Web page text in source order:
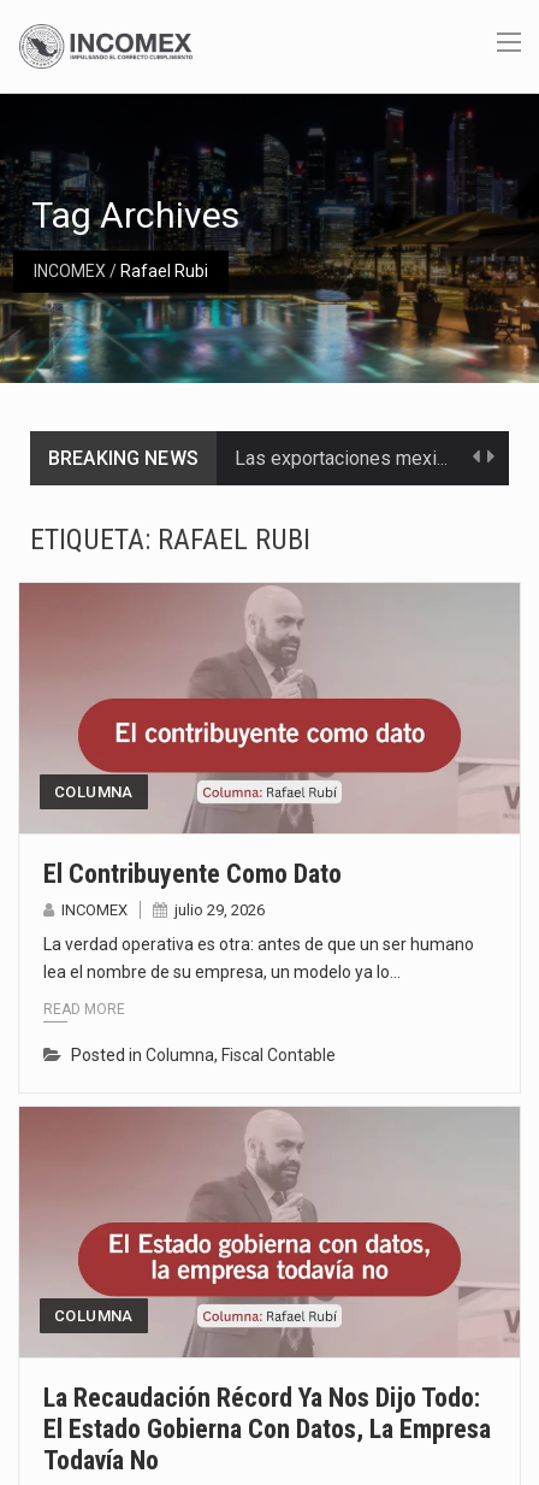
INCOMEX/ Rafael Rubi
Tag Archives
BREAKING NEWS Las exportaciones mexicanas de vehículos ligeros disminuyeron 9.67 % en julio a tasa anual, alcanzando…
ETIQUETA: RAFAEL RUBI
COLUMNA
El Contribuyente Como Dato
INCOMEX julio 29, 2026
La verdad operativa es otra: antes de que un ser humano
lea el nombre de su empresa, un modelo ya lo…
READ MORE
Posted in Columna, Fiscal Contable
COLUMNA
La Recaudación Récord Ya Nos Dijo Todo:
El Estado Gobierna Con Datos, La Empresa
Todavía No